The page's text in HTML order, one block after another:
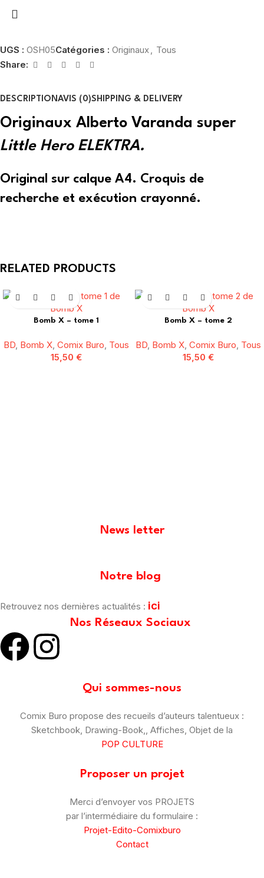
UGS : OSH05Catégories : Originaux, Tous
Share:
DESCRIPTION AVIS (0)SHIPPING & DELIVERY
Originaux Alberto Varanda super
Little Hero ELEKTRA.
Original sur calque A4. Croquis de
recherche et exécution crayonné.
RELATED PRODUCTS
Bomb X – tome 1
BD, Bomb X, Comix Buro, Tous
15,50 €
Bomb X – tome 2
BD, Bomb X, Comix Buro, Tous
15,50 €
News letter
Notre blog
Retrouvez nos dernières actualités : ici
Nos Réseaux Sociaux
Qui sommes-nous
Comix Buro propose des recueils d’auteurs talentueux :
Sketchbook, Drawing-Book,, Affiches, Objet de la
POP CULTURE
Proposer un projet
Merci d’envoyer vos PROJETS
par l’intermédiaire du formulaire :
Projet-Edito-Comixburo
Contact